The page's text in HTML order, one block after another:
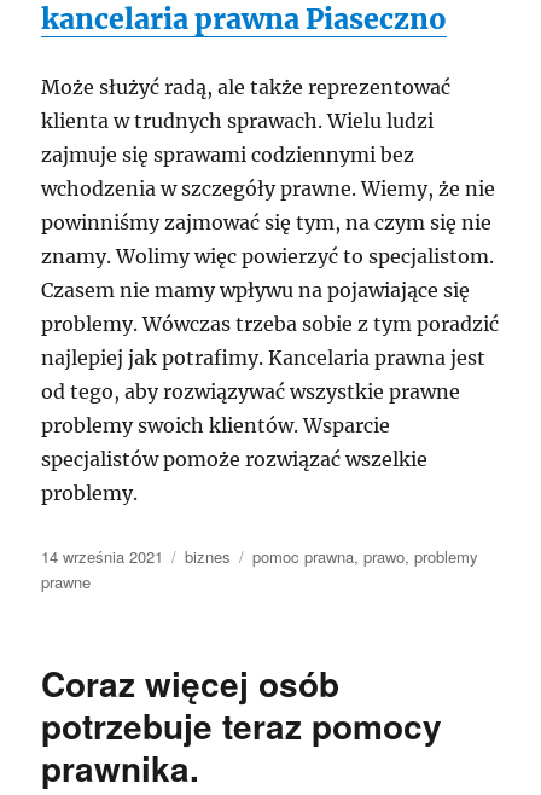
kancelaria prawna Piaseczno
Może służyć radą, ale także reprezentować
klienta w trudnych sprawach. Wielu ludzi
zajmuje się sprawami codziennymi bez
wchodzenia w szczegóły prawne. Wiemy, że nie
powinniśmy zajmować się tym, na czym się nie
znamy. Wolimy więc powierzyć to specjalistom.
Czasem nie mamy wpływu na pojawiające się
problemy. Wówczas trzeba sobie z tym poradzić
najlepiej jak potrafimy. Kancelaria prawna jest
od tego, aby rozwiązywać wszystkie prawne
problemy swoich klientów. Wsparcie
specjalistów pomoże rozwiązać wszelkie
problemy.
Data
publikacji
14 września 2021 Kategorie
biznes Tagi
pomoc prawna,prawo,problemy
prawne
Coraz więcej osób
potrzebuje teraz pomocy
prawnika.